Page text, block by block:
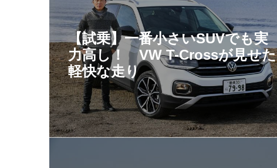
【試乗】一番小さいSUVでも実
力高し！ VW T-Crossが見せた
軽快な走り